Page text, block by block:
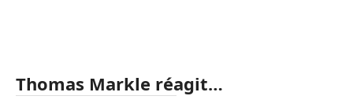
Thomas Markle réagit…